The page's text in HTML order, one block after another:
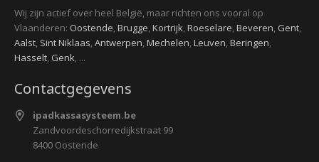
Wij zijn actief over heel België, maar richten ons vooral op
Vlaanderen: Oostende,Brugge,Kortrijk,Roeselare,Beveren, Gent,
Aalst, Sint Niklaas,Antwerpen,Mechelen,Leuven,Beringen,
Hasselt, Genk, ...
Contactgegevens
ipadkassasysteem.be
Zandvoordeschorredijkstraat 99
8400 Oostende